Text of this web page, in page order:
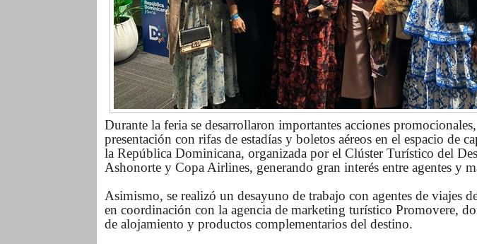
Durante la feria se desarrollaron importantes acciones
presentación con rifas de estadías y boletos aéreos en el espacio de
la República Dominicana, organizada por el Clúster Turístico del
Ashonorte y Copa Airlines, generando gran interés entre agentes y
Asimismo, se realizó un desayuno de trabajo con agentes de viajes
en coordinación con la agencia de marketing turístico Promovere,
de alojamiento y productos complementarios del destino.